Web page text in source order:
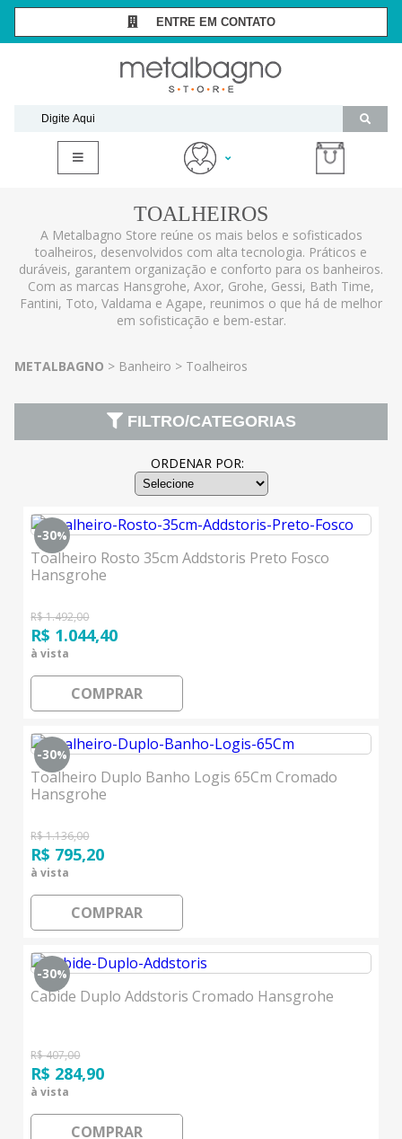
ENTRE EM CONTATO
SÃO PAULO - (11) 3081-7006
RIO DE JANEIRO -
(21) 2294-8091
(11) 99467-1909
Meus Pedidos
TOALHEIROS
A Metalbagno Store reúne os mais belos e sofisticados
toalheiros, desenvolvidos com alta tecnologia. Práticos e
duráveis, garantem organização e conforto para os banheiros.
Com as marcas Hansgrohe, Axor, Grohe, Gessi, Bath Time,
Fantini, Toto, Valdama e Agape, reunimos o que há de melhor
em sofisticação e bem-estar.
METALBAGNO Banheiro Toalheiros
FILTRO/CATEGORIAS
ORDENAR POR:
-30%
Toalheiro Rosto 35cm Addstoris Preto Fosco
Hansgrohe
R$ 1.492,00
R$ 1.044,40
à vista
COMPRAR
-30%
Toalheiro Duplo Banho Logis 65Cm Cromado
Hansgrohe
R$ 1.136,00
R$ 795,20
à vista
COMPRAR
-30%
Cabide Duplo Addstoris Cromado Hansgrohe
R$ 407,00
R$ 284,90
à vista
COMPRAR